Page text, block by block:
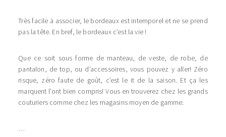
Très facile à associer, le bordeaux est intemporel et ne se prend
pas la tête. En bref, le bordeaux c’est la vie !
Que ce soit sous forme de manteau, de veste, de robe, de
pantalon, de top, ou d’accessoires, vous pouvez y aller! Zéro
risque, zéro faute de goût, c’est le it de la saison. Et ça les
marquent l’ont bien compris! Vous en trouverez chez les grands
couturiers comme chez les magasins moyen de gamme.
…